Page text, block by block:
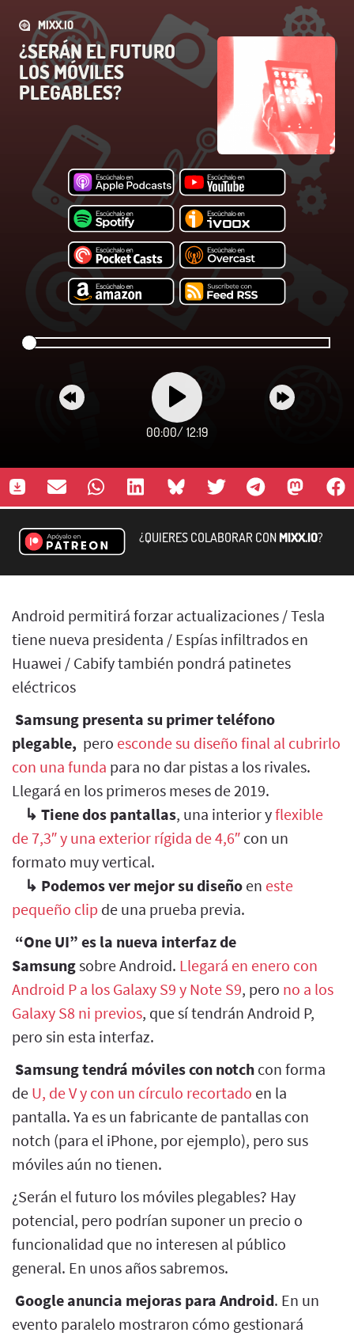
MIXX.IO
¿SERÁN EL FUTURO
LOS MÓVILES
PLEGABLES?
00:00/ 12:19
¿QUIERES COLABORAR CONMIXX.IO?
Android permitirá forzar actualizaciones / Tesla
tiene nueva presidenta / Espías infiltrados en
Huawei / Cabify también pondrá patinetes
eléctricos
Samsung presenta su primer teléfono
plegable, pero esconde su diseño final al cubrirlo
con una funda para no dar pistas a los rivales.
Llegará en los primeros meses de 2019.
↳ Tiene dos pantallas, una interior yflexible
de 7,3″ y una exterior rígida de 4,6″ con un
formato muy vertical.
↳ Podemos ver mejor su diseño en este
pequeño clip de una prueba previa.
“One UI” es la nueva interfaz de
Samsungsobre Android. Llegará en enero con
Android P a los Galaxy S9 y Note S9, pero no a los
Galaxy S8 ni previos, que sí tendrán Android P,
pero sin esta interfaz.
Samsung tendrá móviles con notch con forma
de U, de V y con un círculo recortado en la
pantalla. Ya es un fabricante de pantallas con
notch (para el iPhone, por ejemplo), pero sus
móviles aún no tienen.
¿Serán el futuro los móviles plegables? Hay
potencial, pero podrían suponer un precio o
funcionalidad que no interesen al público
general. En unos años sabremos.
Google anuncia mejoras para Android. En un
evento paralelo mostraron cómo gestionará